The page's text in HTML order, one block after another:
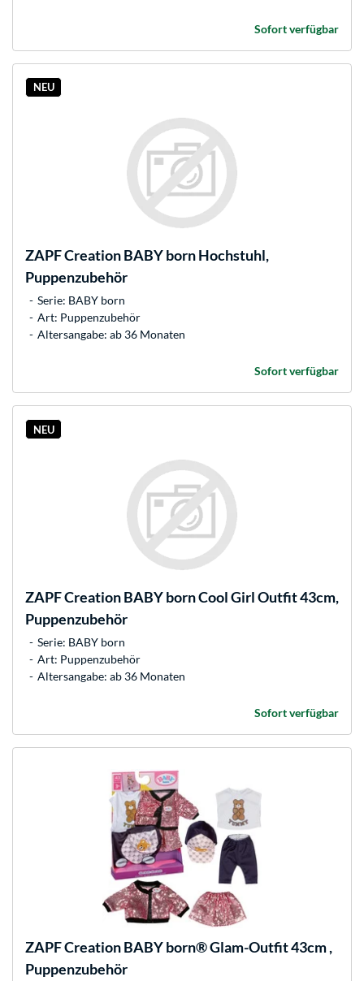
Sofort verfügbar
NEU
ZAPF CreationBABY born Hochstuhl,
Puppenzubehör
Serie: BABY born
Art: Puppenzubehör
Altersangabe: ab 36 Monaten
Sofort verfügbar
NEU
ZAPF CreationBABY born Cool Girl Outfit 43cm,
Puppenzubehör
Serie: BABY born
Art: Puppenzubehör
Altersangabe: ab 36 Monaten
Sofort verfügbar
ZAPF CreationBABY born® Glam-Outfit 43cm ,
Puppenzubehör